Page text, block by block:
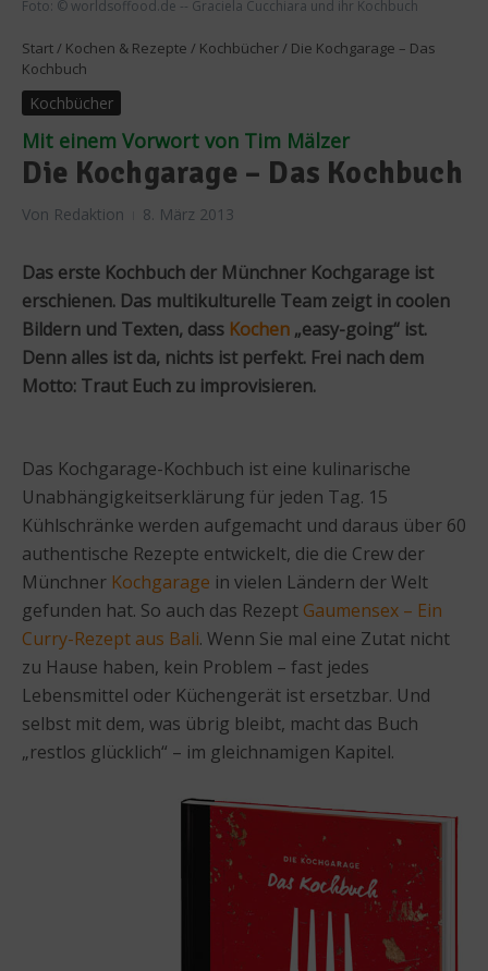
Foto: © worldsoffood.de -- Graciela Cucchiara und ihr Kochbuch
Start / Kochen & Rezepte / Kochbücher / Die Kochgarage – Das
Kochbuch
Kochbücher
Mit einem Vorwort von Tim Mälzer
Die Kochgarage – Das Kochbuch
Von Redaktion 8. März 2013
Das erste Kochbuch der Münchner Kochgarage ist
erschienen. Das multikulturelle Team zeigt in coolen
Bildern und Texten, dass Kochen „easy-going“ ist.
Denn alles ist da, nichts ist perfekt. Frei nach dem
Motto: Traut Euch zu improvisieren.
Das Kochgarage-Kochbuch ist eine kulinarische
Unabhängigkeitserklärung für jeden Tag. 15
Kühlschränke werden aufgemacht und daraus über 60
authentische Rezepte entwickelt, die die Crew der
Münchner Kochgarage in vielen Ländern der Welt
gefunden hat. So auch das Rezept Gaumensex – Ein
Curry-Rezept aus Bali. Wenn Sie mal eine Zutat nicht
zu Hause haben, kein Problem – fast jedes
Lebensmittel oder Küchengerät ist ersetzbar. Und
selbst mit dem, was übrig bleibt, macht das Buch
„restlos glücklich“ – im gleichnamigen Kapitel.